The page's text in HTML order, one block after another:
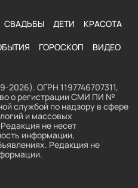
СВАДЬБЫ ДЕТИ КРАСОТА
ГОРОСКОП ВИДЕО
ОГРН 1197746707311,
о регистрации СМИ ПИ №
службой по надзору в сфере
и массовых
не несет
информации,
Редакция не